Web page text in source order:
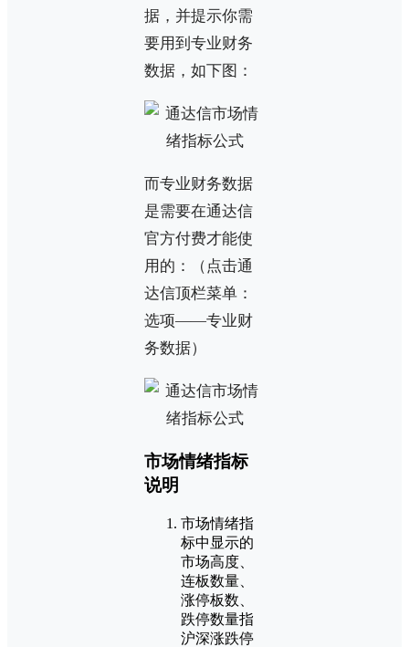
据，并提示你需
要用到专业财务
数据，如下图：
而专业财务数据
是需要在通达信
官方付费才能使
用的：（点击通
达信顶栏菜单：
选项——专业财
务数据）
市场情绪指标
说明
市场情绪指
标中显示的
市场高度、
连板数量、
涨停板数、
跌停数量指
沪深涨跌停